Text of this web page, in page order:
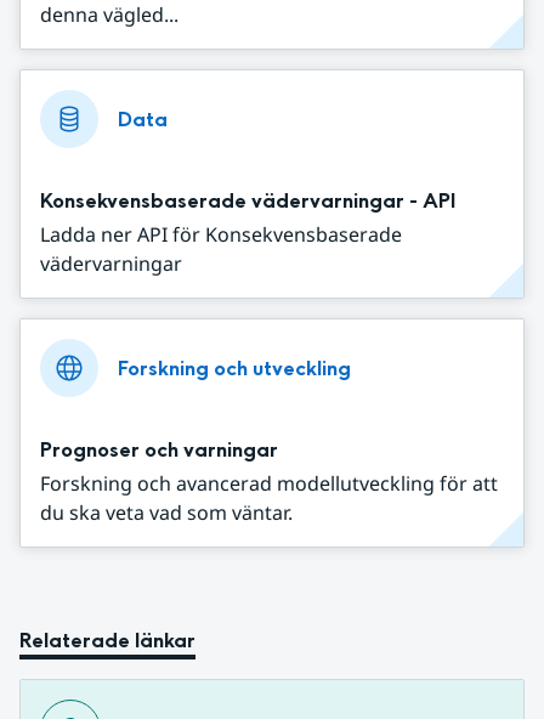
denna vägled...
Data
Konsekvensbaserade vädervarningar - API
Ladda ner API för Konsekvensbaserade
vädervarningar
Forskning och utveckling
Prognoser och varningar
Forskning och avancerad modellutveckling för att
du ska veta vad som väntar.
Relaterade länkar